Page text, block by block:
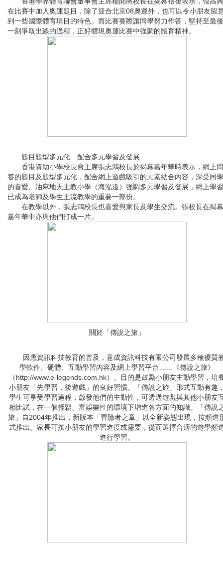
在比賽中加入奧運題目，除了迎合北京08奧運外，也可以令小朋友留
到一些國際體育項目的特色。而比賽賽際讓同學努力作答，堅持至最後
一刻爭取出線的過程，正好體現奧運比賽中強調的體育精神。
題目題型多元化 配合多元學習及發展
香港資助小學校長會主席張志鴻校長於揭幕嘉年華時表示，網上問
答的題目及題型多元化，配合網上遊戲吸引的元素結合內容，深受同學
的喜愛。油麻地天主教小學（海泓道）強調多元學習及發展，網上學習
已成為老師及學生主流教學的重要一部份。
在教學以外，張志鴻校長也喜愛與家長及學生交流。張校長在揭幕
嘉年華中亦與他們打成一片。
關於「傳說之旅」
因應資訊科技教育的普及，意成資訊科技有限公司發展多種優質
學軟件、硬體、互動學習內容及網上學習平台
《傳說之旅》
（http://www.e-legends.com.hk）。目的是鼓勵小朋友主動學習，培
小朋友「先學習，後遊戲」的良好習慣。「傳說之旅」形式互動有趣
學生可享受學習過程，啟發他們的主動性，可透過遊戲與其他小朋友
相比試，在一個輕鬆、富娛樂性的環境下增進各方面的知識。「傳說
旅」自2004年推出，新版本「冒險者之章」以全新姿態出現，按頻道
式推出。家長可按小朋友的學習進度或需要，從而選擇合適的遊學頻
進行學習。